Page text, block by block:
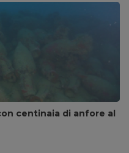
centinaia di anfore al